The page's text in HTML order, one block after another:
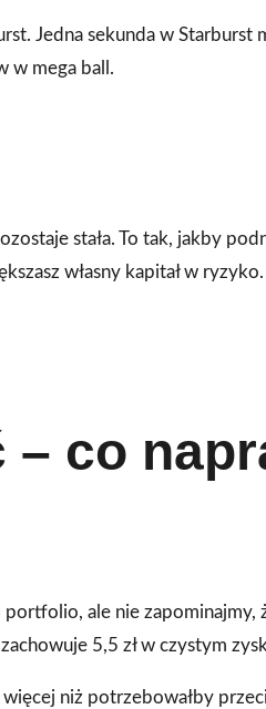
Jedna sekunda w Starburst
w mega ball.
stała. To tak, jakby
własny kapitał w ryzyko.
co
ale nie zapominajmy,
5,5 zł w czystym
niż potrzebowałby